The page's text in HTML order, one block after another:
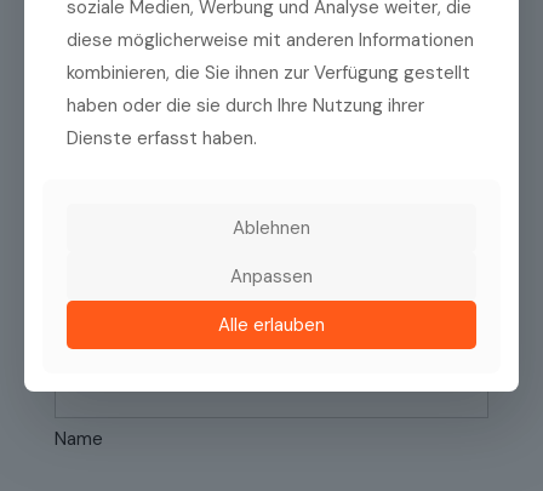
Bleiben Sie auf dem Laufenden
Melden Sie sich für unseren Newsletter an, um
regelmässig Produktneuheiten, hilfreiche Informationen
Name
soziale Medien, Werbung und Analyse weiter, die
diese möglicherweise mit anderen Informationen
kombinieren, die Sie ihnen zur Verfügung gestellt
haben oder die sie durch Ihre Nutzung ihrer
Dienste erfasst haben.
Ablehnen
Anpassen
Alle erlauben